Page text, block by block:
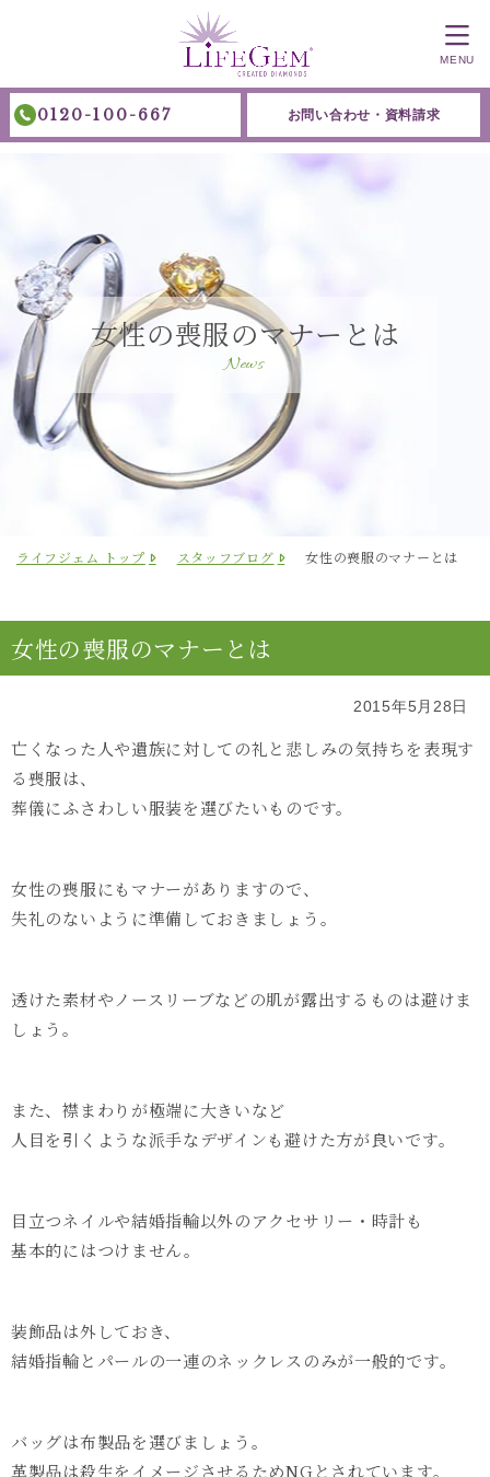
0120-100-667 お問い合わせ・資料請求
MENU
女性の喪服のマナーとは
News
ライフジェム トップ スタッフブログ 女性の喪服のマナーとは
女性の喪服のマナーとは
2015年5月28日
亡くなった人や遺族に対しての礼と悲しみの気持ちを表現す
る喪服は、
葬儀にふさわしい服装を選びたいものです。
女性の喪服にもマナーがありますので、
失礼のないように準備しておきましょう。
透けた素材やノースリーブなどの肌が露出するものは避けま
しょう。
また、襟まわりが極端に大きいなど
人目を引くような派手なデザインも避けた方が良いです。
目立つネイルや結婚指輪以外のアクセサリー・時計も
基本的にはつけません。
装飾品は外しておき、
結婚指輪とパールの一連のネックレスのみが一般的です。
バッグは布製品を選びましょう。
革製品は殺生をイメージさせるためNGとされています。